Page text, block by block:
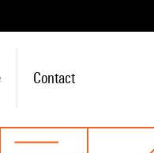
Contact